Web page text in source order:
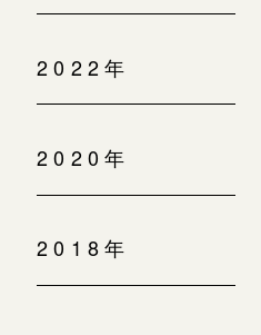
2022年
2020年
2018年